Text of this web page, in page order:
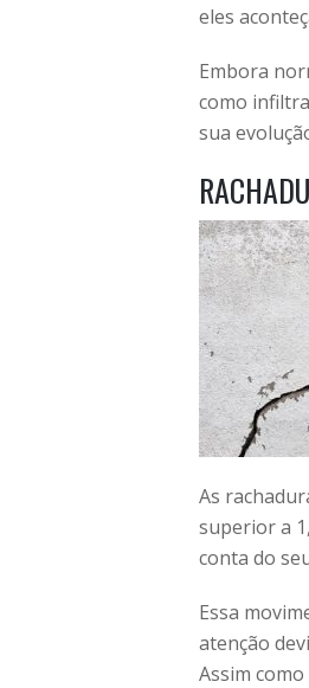
eles
Embora
como
sua
As
superior a
conta do
Essa
atenção
Assim